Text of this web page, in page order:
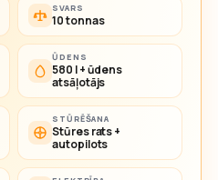
SVARS
10 tonnas
ŪDENS
580 l + ūdens
atsāļotājs
STŪRĒŠANA
Stūres rats +
autopilots